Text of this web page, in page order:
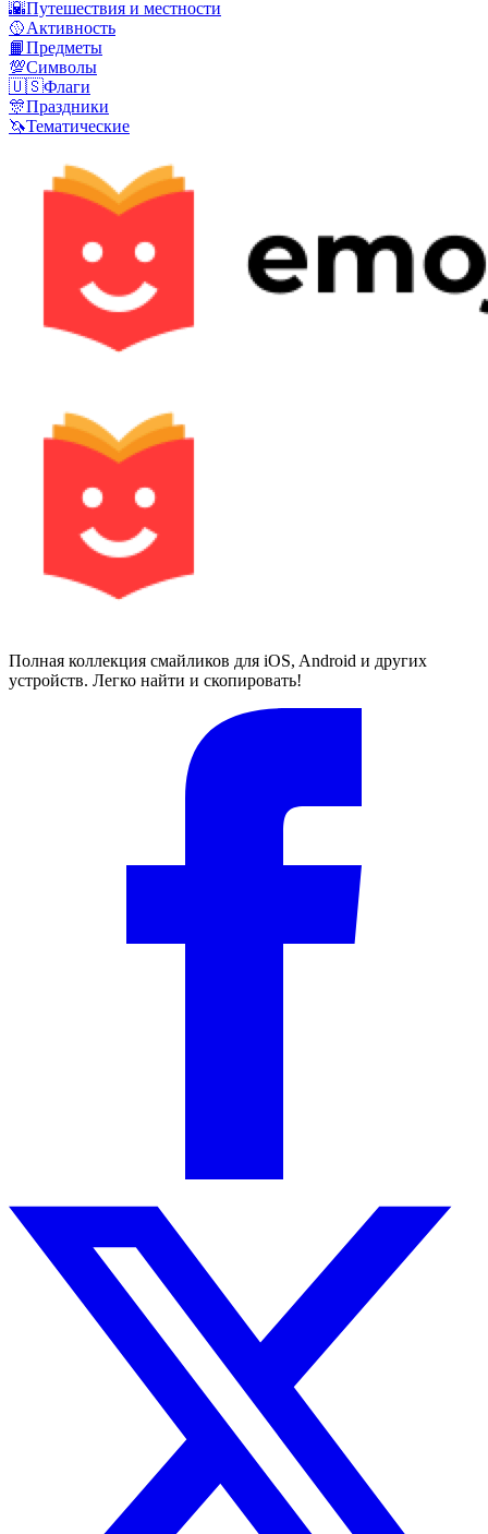
🌇Путешествия и местности
🥎Активность
📙Предметы
💯Символы
🇺🇸Флаги
🎊Праздники
🦄Тематические
Полная коллекция смайликов для iOS, Android и других
устройств. Легко найти и скопировать!